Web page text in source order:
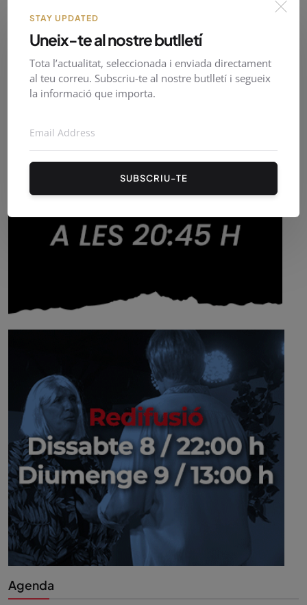
Agenda
STAY UPDATED
Uneix-te al nostre butlletí
Tota l’actualitat, seleccionada i enviada directament
al teu correu. Subscriu-te al nostre butlletí i segueix
la informació que importa.
SUBSCRIU-TE